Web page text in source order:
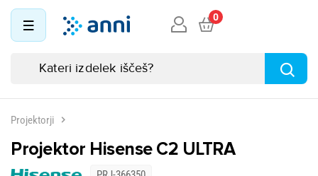
0
Projektorji
Projektor Hisense C2 ULTRA